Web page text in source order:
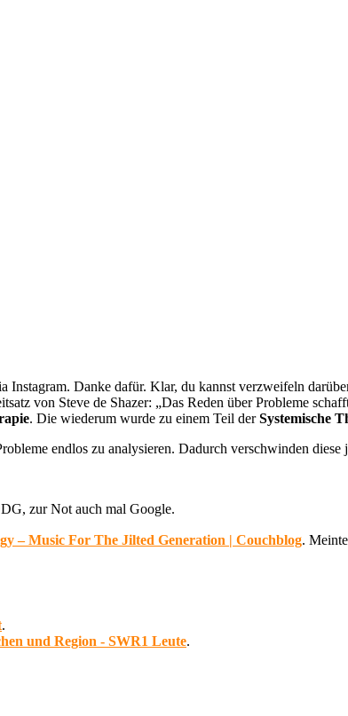
Instagram. Danke dafür. Klar, du kannst verzweifeln
von Steve de Shazer: „Das Reden über Probleme
. Die wiederum wurde zu einem Teil derSystemische
endlos zu analysieren. Dadurch verschwinden diese
zur Not auch mal Google.
– Music For The Jilted Generation | Couchblog.
.
und Region - SWR1 Leute.